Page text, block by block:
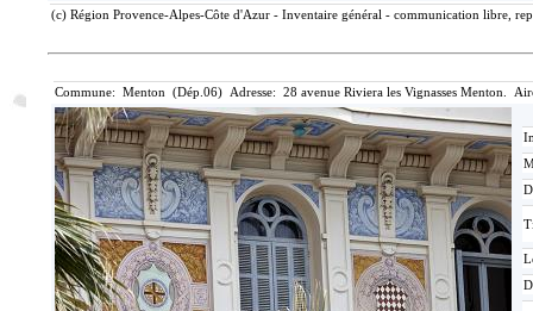
(c) Région Provence-Alpes-Côte d'Azur - Inventaire général - communication libre,
Commune: Menton (Dép.06) Adresse: 28 avenue Riviera les Vignasses Menton.